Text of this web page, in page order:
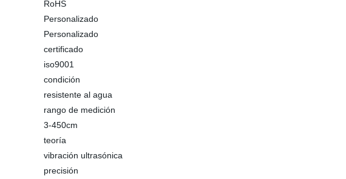
RoHS
Personalizado
Personalizado
certificado
iso9001
condición
resistente al agua
rango de medición
3-450cm
teoría
vibración ultrasónica
precisión